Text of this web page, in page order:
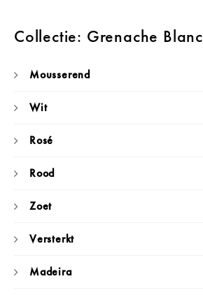
Collectie: Grenache Blanc
Mousserend
Wit
Rosé
Rood
Zoet
Versterkt
Madeira